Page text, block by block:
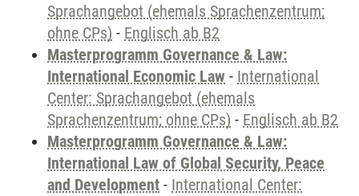
Sprachangebot (ehemals Sprachenzentrum;
ohne CPs) - Englisch ab B2
Masterprogramm Governance & Law:
International Economic Law - International
Center: Sprachangebot (ehemals
Sprachenzentrum; ohne CPs) - Englisch ab B2
Masterprogramm Governance & Law:
International Law of Global Security, Peace
and Development - International Center: